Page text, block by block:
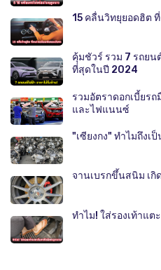
15 คลื่นวิทยุยอดฮิต
คุ้มชัวร์ รวม 7 รถย
ที่สุดในปี 2024
รวมอัตราดอกเบี้ยร
และไฟแนนซ์
"เซียงกง" ทำไมถึงเ
จานเบรกขึ้นสนิม เกิ
ทำไม! ใส่รองเท้าแ